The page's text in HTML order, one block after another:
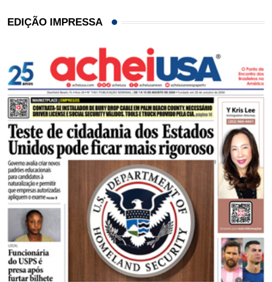
EDIÇÃO IMPRESSA